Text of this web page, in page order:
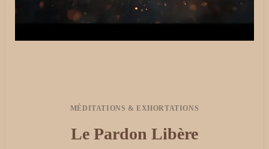
MÉDITATIONS & EXHORTATIONS
Le Pardon Libère